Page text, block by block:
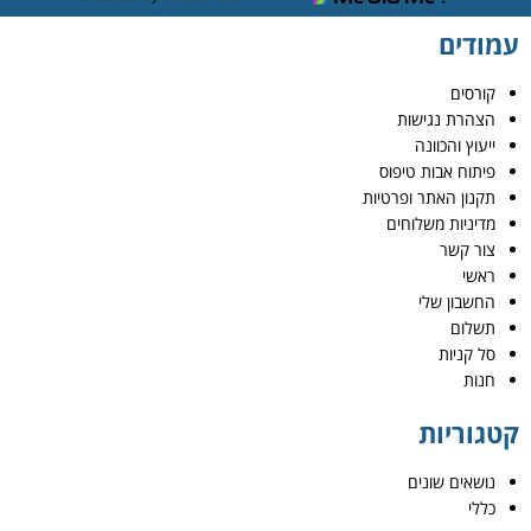
עמודים
קורסים
הצהרת נגישות
ייעוץ והכוונה
פיתוח אבות טיפוס
תקנון האתר ופרטיות
מדיניות משלוחים
צור קשר
ראשי
החשבון שלי
תשלום
סל קניות
חנות
קטגוריות
נושאים שונים
כללי